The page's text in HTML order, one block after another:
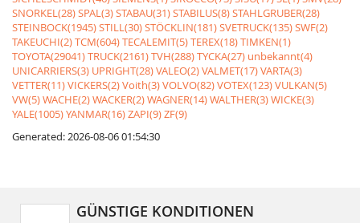
SNORKEL(28)SPAL(3)STABAU(31)STABILUS(8)STAHLGRUBER(28)
STEINBOCK(1945)STILL(30)STÖCKLIN(181)SVETRUCK(135)SWF(2)
TAKEUCHI(2)TCM(604)TECALEMIT(5)TEREX(18)TIMKEN(1)
TOYOTA(29041)TRUCK(2161)TVH(288)TYCKA(27) unbekannt(4)
UNICARRIERS(3) UPRIGHT(28)VALEO(2)VALMET(17)VARTA(3)
VETTER(11)VICKERS(2)Voith(3)VOLVO(82)VOTEX(123)VULKAN(5)
VW(5)WACHE(2)WACKER(2)WAGNER(14)WALTHER(3)WICKE(3)
YALE(1005)YANMAR(16)ZAPI(9)ZF(9)
Generated: 2026-08-06 01:54:30
GÜNSTIGE KONDITIONEN